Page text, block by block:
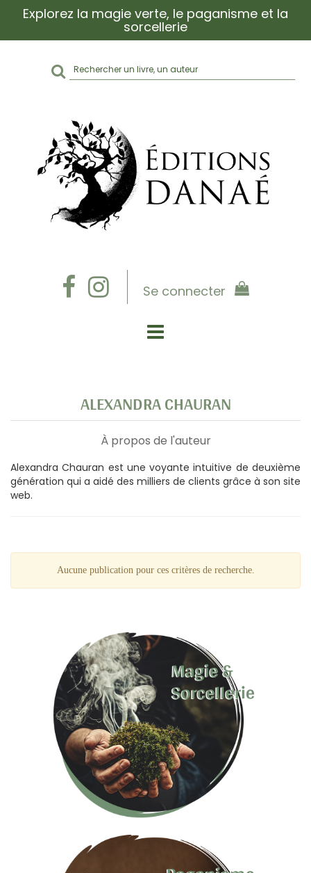
Explorez la magie verte, le paganisme et la
sorcellerie
Rechercher
sur
Se connecter
ALEXANDRA CHAURAN
À propos de l'auteur
Alexandra Chauran est une voyante intuitive de deuxième
génération qui a aidé des milliers de clients grâce à son site
web.
Aucune publication pour ces critères de recherche.